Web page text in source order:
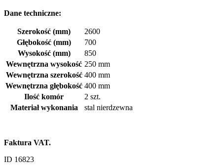
Dane techniczne:
Szerokość (mm)
2600
Głębokość (mm)
700
Wysokość (mm)
850
Wewnętrzna wysokość 250 mm
Wewnętrzna szerokość 400 mm
Wewnętrzna głębokość 400 mm
Ilość komór
2 szt.
Materiał wykonania
stal nierdzewna
Faktura VAT.
ID 16823